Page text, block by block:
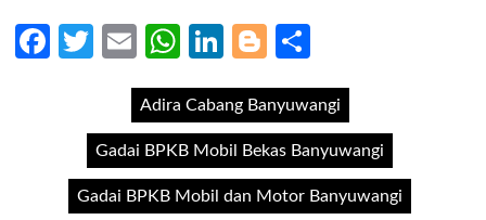
Facebook
Twitter
EmailWhatsApp
LinkedIn
Blogger
Adira Cabang Banyuwangi
Gadai BPKB Mobil Bekas Banyuwangi
Gadai BPKB Mobil dan Motor Banyuwangi